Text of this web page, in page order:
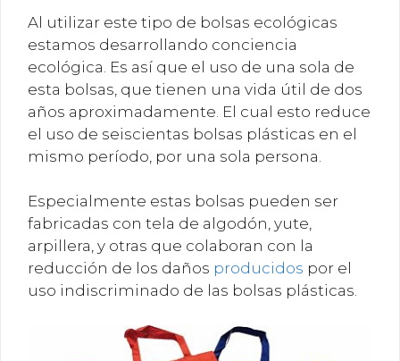
Al utilizar este tipo de bolsas ecológicas
estamos desarrollando conciencia
ecológica. Es así que el uso de una sola de
esta bolsas, que tienen una vida útil de dos
años aproximadamente. El cual esto reduce
el uso de seiscientas bolsas plásticas en el
mismo período, por una sola persona.
Especialmente estas bolsas pueden ser
fabricadas con tela de algodón, yute,
arpillera, y otras que colaboran con la
reducción de los daños producidos por el
uso indiscriminado de las bolsas plásticas.